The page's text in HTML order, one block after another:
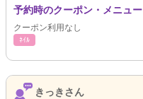
予約時のクーポン・メニュー
クーポン利用なし
ﾈｲﾙ
きっきさん